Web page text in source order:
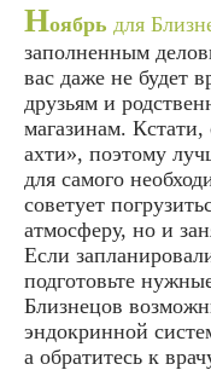
Ноябрь для
заполненным
вас даже не будет
друзьям и
магазинам.
ахти», поэтому
для самого
советует
атмосферу, но и
Если
подготовьте
Близнецов
эндокринной
а обратитесь к